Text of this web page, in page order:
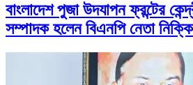
বাংলাদেশ পুজা উদযাপন ফ্রন্টের
সম্পাদক হলেন বিএনপি নেতা নিক্কি